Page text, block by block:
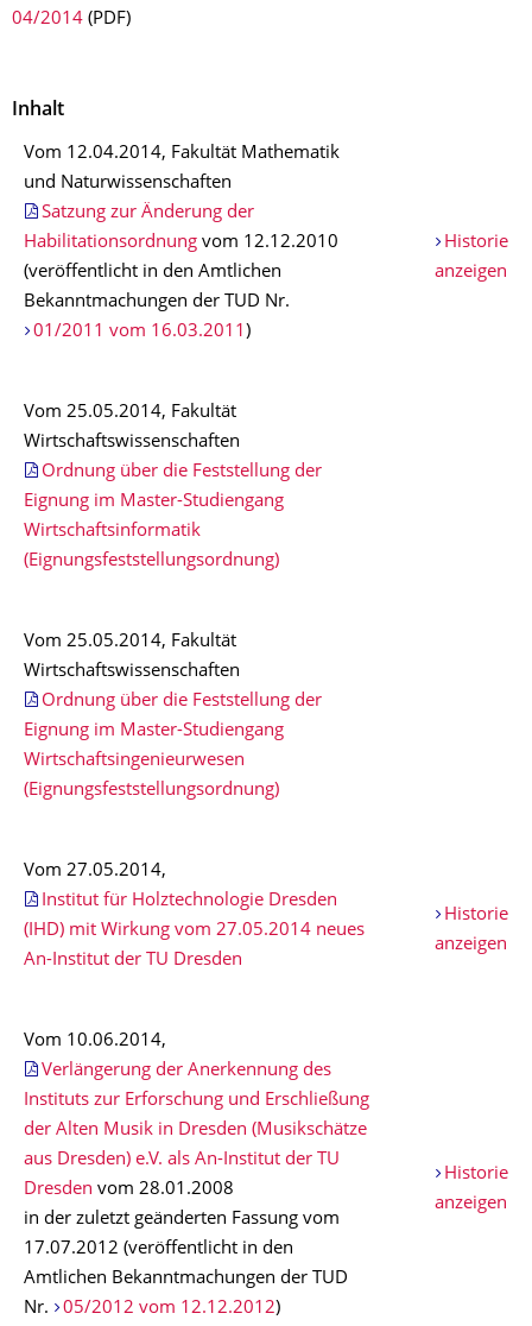
04/2014 (PDF)
Inhalt
Vom 12.04.2014, Fakultät Mathematik
und Naturwissenschaften
Satzung zur Änderung der
Habilitationsordnung vom 12.12.2010
(veröffentlicht in den Amtlichen
Bekanntmachungen der TUD Nr.
01/2011 vom 16.03.2011 )
Historie
anzeigen
Vom 25.05.2014, Fakultät
Wirtschaftswissenschaften
Ordnung über die Feststellung der
Eignung im Master-Studiengang
Wirtschaftsinformatik
(Eignungsfeststellungsordnung)
Vom 25.05.2014, Fakultät
Wirtschaftswissenschaften
Ordnung über die Feststellung der
Eignung im Master-Studiengang
Wirtschaftsingenieurwesen
(Eignungsfeststellungsordnung)
Vom 27.05.2014,
Institut für Holztechnologie Dresden
(IHD) mit Wirkung vom 27.05.2014 neues
An-Institut der TU Dresden
Historie
anzeigen
Vom 10.06.2014,
Verlängerung der Anerkennung des
Instituts zur Erforschung und Erschließung
der Alten Musik in Dresden (Musikschätze
aus Dresden) e.V. als An-Institut der TU
Dresden vom 28.01.2008
in der zuletzt geänderten Fassung vom
17.07.2012 (veröffentlicht in den
Amtlichen Bekanntmachungen der TUD
Nr.
05/2012 vom 12.12.2012)
Historie
anzeigen